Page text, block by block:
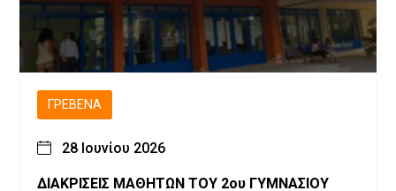
ΓΡΕΒΕΝΆ
28 Ιουνίου 2026
ΔΙΑΚΡΙΣΕΙΣ ΜΑΘΗΤΩΝ ΤΟΥ 2ου ΓΥΜΝΑΣΙΟΥ